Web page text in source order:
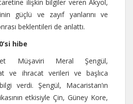
ilişkin bilgiler veren Akyol,
güçlü ve zayıf yanlarını ve
beklentileri de anlattı.
hibe
Müşaviri Meral Şengül,
ve ihracat verileri ve başlıca
verdi. Şengül, Macaristan’ın
etkisiyle Çin, Güney Kore,